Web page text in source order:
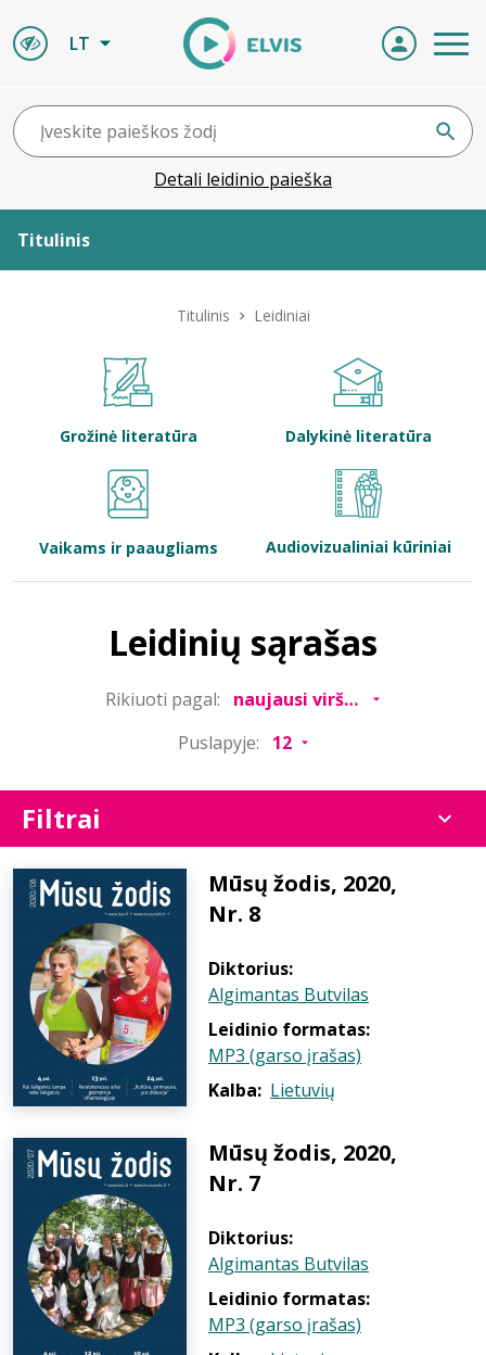
LT
Detali leidinio paieška
Titulinis
Bibliotekoms
Titulinis Leidiniai
Grožinė literatūra Dalykinė literatūra
Vaikams ir paaugliams Audiovizualiniai kūriniai
Leidinių sąrašas
Rikiuoti pagal:
Puslapyje:
Filtrai
Mūsų žodis, 2020,
Nr. 8
Diktorius:
Algimantas Butvilas
Leidinio formatas:
MP3 (garso įrašas)
Kalba: Lietuvių
Mūsų žodis, 2020,
Nr. 7
Diktorius:
Algimantas Butvilas
Leidinio formatas:
MP3 (garso įrašas)